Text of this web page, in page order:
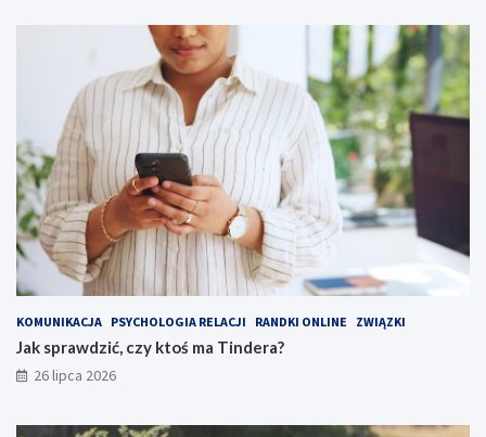
KOMUNIKACJA PSYCHOLOGIA RELACJI RANDKI ONLINE ZWIĄZKI
Jak sprawdzić, czy ktoś ma Tindera?
26 lipca 2026